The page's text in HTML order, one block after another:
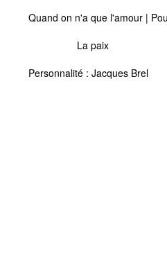
Quand on n'a que l'amour |
La paix
Personnalité : Jacques Brel